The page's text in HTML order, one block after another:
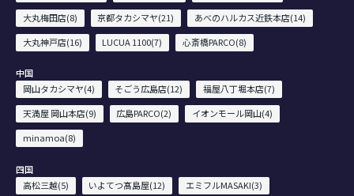
大丸梅田店(8)
京都タカシマヤ(21)
あべのハルカス近鉄本店(14)
大丸神戸店(16)
LUCUA 1100(7) 心斎橋PARCO(8)
中国
岡山タカシマヤ(4)
そごう広島店(12)
福屋八丁堀本店(7)
天満屋 岡山本店(9)
広島PARCO(2)
イオンモール岡山(4)
minamoa(8)
四国
高松三越(5)
いよてつ髙島屋(12)
エミフルMASAKI(3)